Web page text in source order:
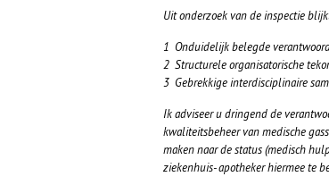
Uit onderzoek van de inspectie
1 Onduidelijk belegde
2 Structurele organisatorische
3 Gebrekkige interdisciplinaire
Ik adviseer u dringend de
kwaliteitsbeheer van medische
maken naar de status (medisch
ziekenhuis- apotheker hiermee te